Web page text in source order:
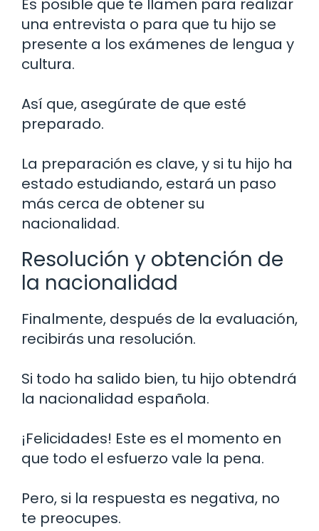
Es posible que te llamen para realizar
una entrevista o para que tu hijo se
presente a los exámenes de lengua y
cultura.
Así que, asegúrate de que esté
preparado.
La preparación es clave, y si tu hijo ha
estado estudiando, estará un paso
más cerca de obtener su
nacionalidad.
Resolución y obtención de
la nacionalidad
Finalmente, después de la evaluación,
recibirás una resolución.
Si todo ha salido bien, tu hijo obtendrá
la nacionalidad española.
¡Felicidades! Este es el momento en
que todo el esfuerzo vale la pena.
Pero, si la respuesta es negativa, no
te preocupes.